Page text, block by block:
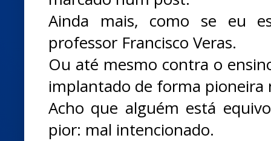
Ainda mais, como se eu
professor Francisco Veras.
Ou até mesmo contra o
implantado de forma pioneira
Acho que alguém está
pior: mal intencionado.